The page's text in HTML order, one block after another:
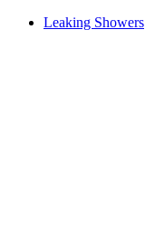
Leaking Showers